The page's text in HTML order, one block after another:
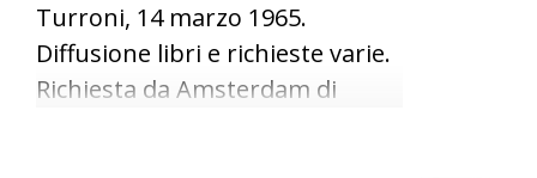
Turroni, 14 marzo 1965.
Diffusione libri e richieste varie.
Richiesta da Amsterdam di